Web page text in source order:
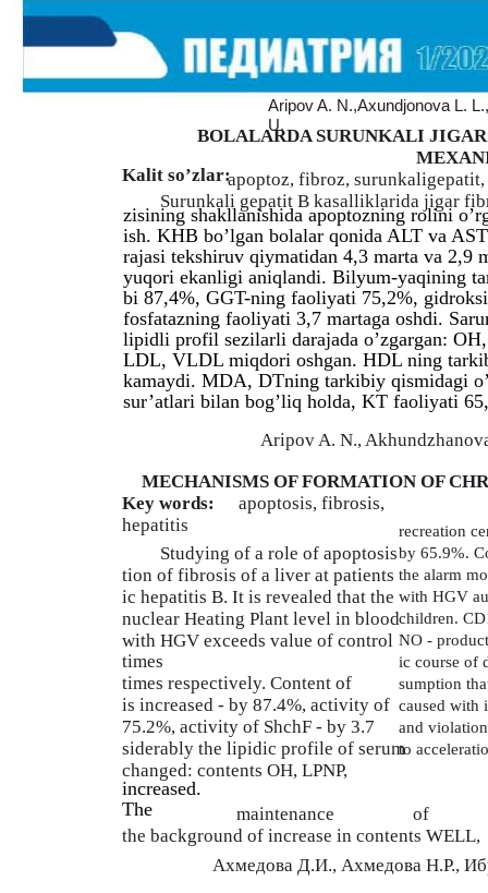
BOLALARDA SURUNKALI
Kalit so’zlar:apoptoz, fibroz,
Surunkali gepatit B kasalliklarida jigar
zisining shakllanishida apoptozning rolini
ish. KHB bo’lgan bolalar qonida ALT va
rajasi tekshiruv qiymatidan 4,3 marta va 2,9
yuqori ekanligi aniqlandi. Bilyum-yaqining
bi 87,4%, GGT-ning faoliyati 75,2%,
fosfatazning faoliyati 3,7 martaga oshdi.
lipidli profil sezilarli darajada o’zgargan: OH,
LDL, VLDL miqdori oshgan. HDL ning
kamaydi. MDA, DTning tarkibiy qismidagi
sur’atlari bilan bog’liq holda, KT faoliyati
Aripov A. N.,
MECHANISMS OF FORMATION OF
Key words:
apoptosis, fibrosis,
hepatitis
Studying of a role of apoptosis
tion of fibrosis of a liver at patients
ic hepatitis B. It is revealed that the
nuclear Heating Plant level in blood
with HGV exceeds value of control
times
times respectively. Content of
is increased - by 87.4%, activity of
75.2%, activity of ShchF - by 3.7
siderably the lipidic profile of serum
changed: contents OH, LPNP,
increased.
The
maintenance
of
the background of increase in contents WELL,
Ахмедова Д.И., Ахмедова Н.Р.,
Aripov A. N.,Axundjonova L.
U.
recreation
by 65.9%.
the alarm
with HGV
children.
NO -
ic course of
sumption
caused with
and
to